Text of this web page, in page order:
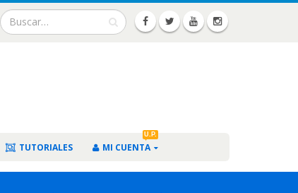
TUTORIALES MI CUENTA
U.P.